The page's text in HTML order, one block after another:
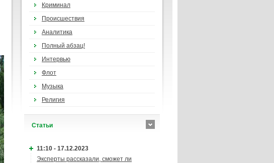
Криминал
Происшествия
Аналитика
Полный абзац!
Интервью
Флот
Музыка
Религия
Cтатьи
11:10 - 17.12.2023
Эксперты рассказали, сможет ли